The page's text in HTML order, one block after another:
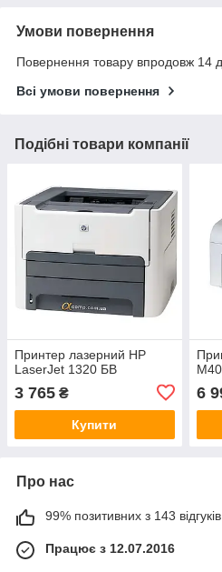
Умови повернення
Повернення товару впродовж 14
Всі умови повернення
Подібні товари компанії
Принтер лазерний HP
LaserJet 1320 БВ
3 765 ₴
Купити
6
Про нас
99% позитивних з 143 відгуків
Працює з 12.07.2016